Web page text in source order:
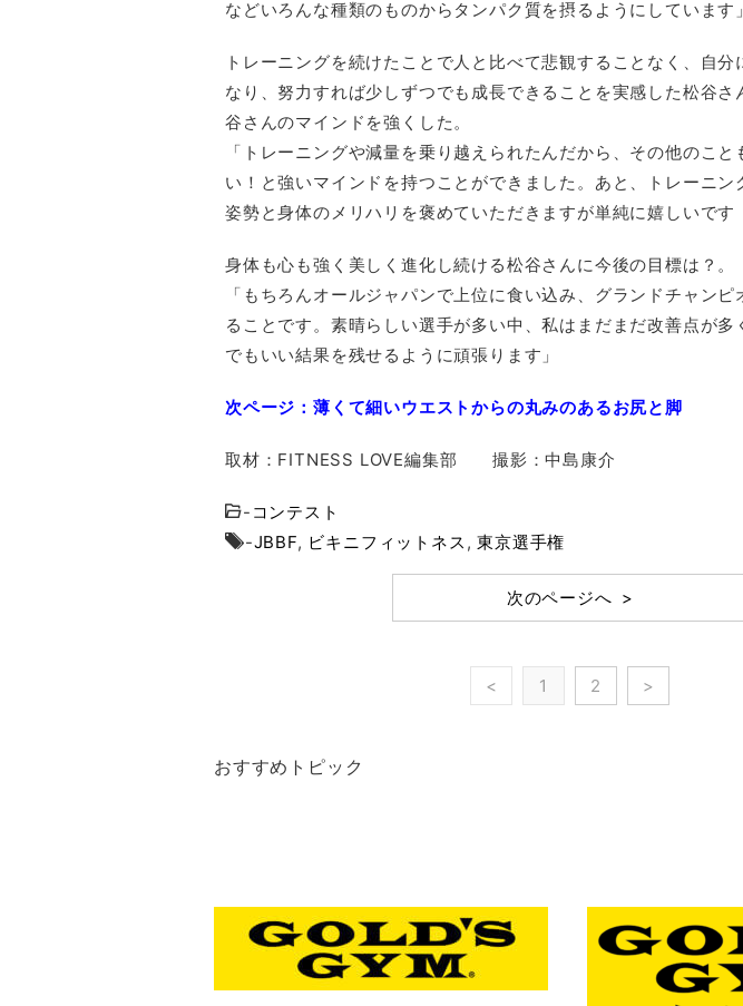
などいろんな種類のものからタンパク質を摂るようにしています」
トレーニングを続けたことで人と比べて悲観することなく、自分
なり、努力すれば少しずつでも成長できることを実感した松谷さ
谷さんのマインドを強くした。
「トレーニングや減量を乗り越えられたんだから、その他のこ
い！と強いマインドを持つことができました。あと、トレーニン
姿勢と身体のメリハリを褒めていただきますが単純に嬉しいです
身体も心も強く美しく進化し続ける松谷さんに今後の目標は？。
「もちろんオールジャパンで上位に食い込み、グランドチャン
ることです。素晴らしい選手が多い中、私はまだまだ改善点が多
でもいい結果を残せるように頑張ります」
次ページ：薄くて細いウエストからの丸みのあるお尻と脚
取材：FITNESS LOVE編集部 撮影：中島康介
- コンテスト
-JBBF, ビキニフィットネス ,東京選手権
次のページへ >
< 1 2 >
おすすめトピック